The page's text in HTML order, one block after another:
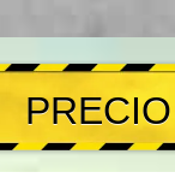
PRECIO